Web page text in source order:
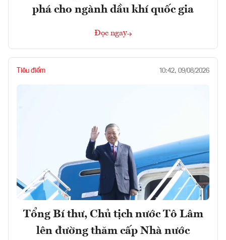
phá cho ngành dầu khí quốc gia
Đọc ngay
Tiêu điểm 10:42, 09/08/2026
Tổng Bí thư, Chủ tịch nước Tô Lâm
lên đường thăm cấp Nhà nước